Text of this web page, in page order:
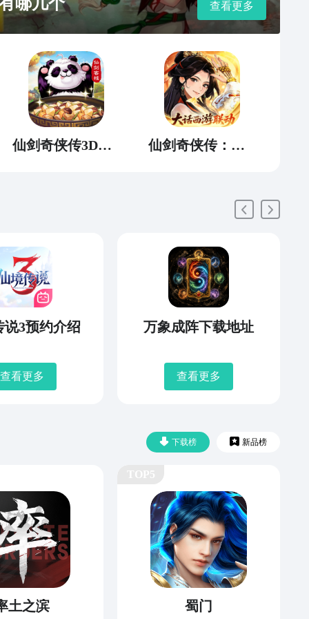
查看更多
仙剑奇侠传3D回合 仙剑奇侠传：新的开始
说3预约介绍
查看更多
万象成阵下载地址
查看更多
下载榜 新品榜
土之滨 蜀门